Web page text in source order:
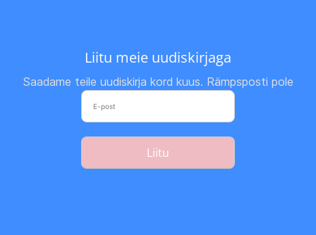
Liitu meie uudiskirjaga
Saadame teile uudiskirja kord kuus. Rämpsposti pole
Liitu